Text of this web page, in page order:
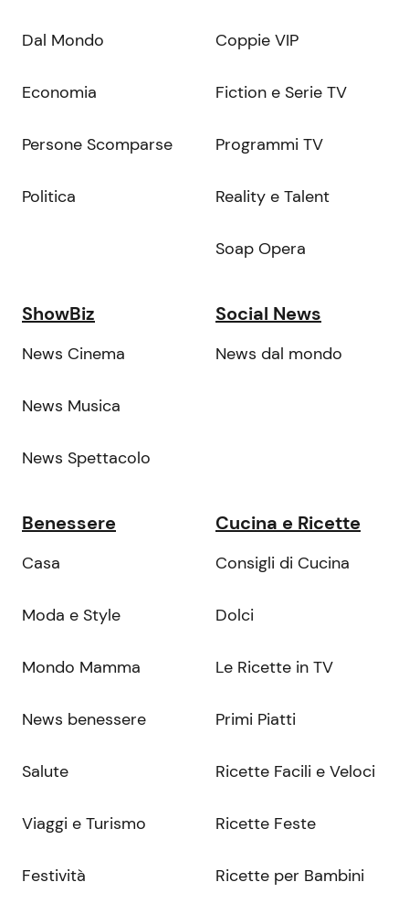
Dal Mondo
Economia
Persone Scomparse
Politica
Coppie VIP
Fiction e Serie TV
Programmi TV
Reality e Talent
Soap Opera
ShowBiz
News Cinema
News Musica
News Spettacolo
Social News
News dal mondo
Benessere
Casa
Moda e Style
Mondo Mamma
News benessere
Salute
Viaggi e Turismo
Festività
Cucina e Ricette
Consigli di Cucina
Dolci
Le Ricette in TV
Primi Piatti
Ricette Facili e Veloci
Ricette Feste
Ricette per Bambini